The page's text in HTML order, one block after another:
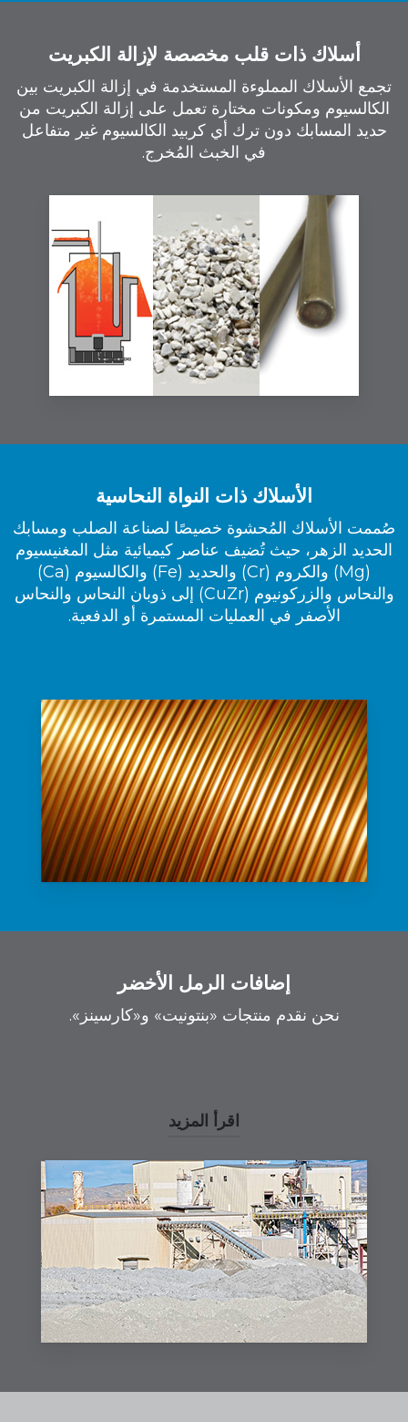
أسلاك ذات قلب مخصصة لإزالة الكبريت
تجمع الأسلاك المملوءة المستخدمة في إزالة الكبريت بين
الكالسيوم ومكونات مختارة تعمل على إزالة الكبريت من
حديد المسابك دون ترك أي كربيد الكالسيوم غير متفاعل
في الخبث المُخرج.
الأسلاك ذات النواة النحاسية
صُممت الأسلاك المُحشوة خصيصًا لصناعة الصلب ومسابك
الحديد الزهر، حيث تُضيف عناصر كيميائية مثل المغنيسيوم
(Mg) والكروم (Cr) والحديد (Fe) والكالسيوم (Ca)
والنحاس والزركونيوم (CuZr) إلى ذوبان النحاس والنحاس
الأصفر في العمليات المستمرة أو الدفعية.
إضافات الرمل الأخضر
نحن نقدم منتجات «بنتونيت» و«كارسينز».
اقرأ المزيد
استخدامات المسابك البنتونيتعند صب المعادن
في القوالب. يتحمل هذا الطين درجات حرارة
أعلى، ولا تؤدي الحرارة المفرطة إلى فقدانه
لتركيبه الكيميائي. يضيف مصنعو خام الحديد
البنتونيت إلى التاكونيت المسحوق لتشكيل كريات
لنقلها إلى مصانع الصلب. وتخزن شركة أوبتا أنواع
البنتونيت الغربي الذي يحتوي على الصوديوم
والجنوبي الذي يحتوي على الكالسيوم.
كارسينهو مزيج من مواد كربونية متنوعة يتمتع